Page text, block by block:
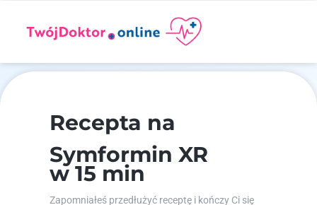
Recepta na
Symformin XR
w 15 min
Zapomniałeś przedłużyć receptę i kończy Ci się